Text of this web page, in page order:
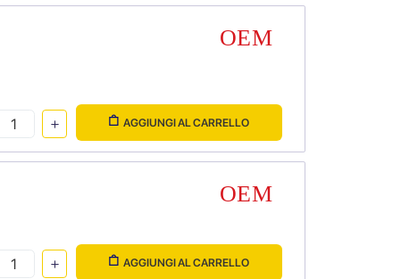
AGGIUNGI AL CARRELLO
AGGIUNGI AL CARRELLO